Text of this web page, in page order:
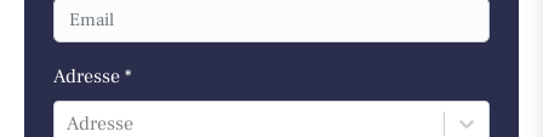
Adresse *
Adresse